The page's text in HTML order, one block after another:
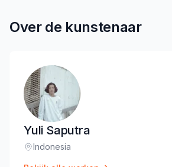
Over de kunstenaar
Yuli Saputra
Locatie
Indonesia